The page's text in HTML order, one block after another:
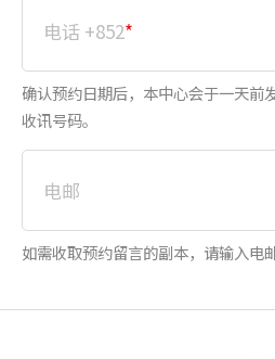
电话 +852*
确认预约日期后，本中心会于一天前
收讯号码。
电邮
如需收取预约留言的副本，请输入电